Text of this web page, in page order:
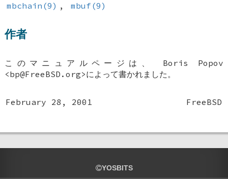
mbchain(9) , mbuf(9)
作者
このマニュアルページは、 Boris Popov
<bp@FreeBSD.org>によって書かれました。
February 28, 2001 FreeBSD
YOSBITS